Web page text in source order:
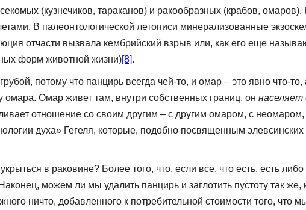
(кузнечиков, тараканов) и ракообразных (крабов,
В палеонтологической летописи минерализованные
отчасти вызвала кембрийский взрыв или, как его еще
форм животной жизни)[8].
потому что панцирь всегда чей-то, и омар – это явно что-
омара. Омар живет там, внутри собственных границ, он населяет
отношение со своим другим – с другим омаром, с неомаром,
духа» Гегеля, которые, подобно посвященным
в раковине? Более того, что, если все, что есть, есть
можем ли мы удалить панцирь и заглотить пустоту так
ничто, добавленного к потребительной стоимости того, что